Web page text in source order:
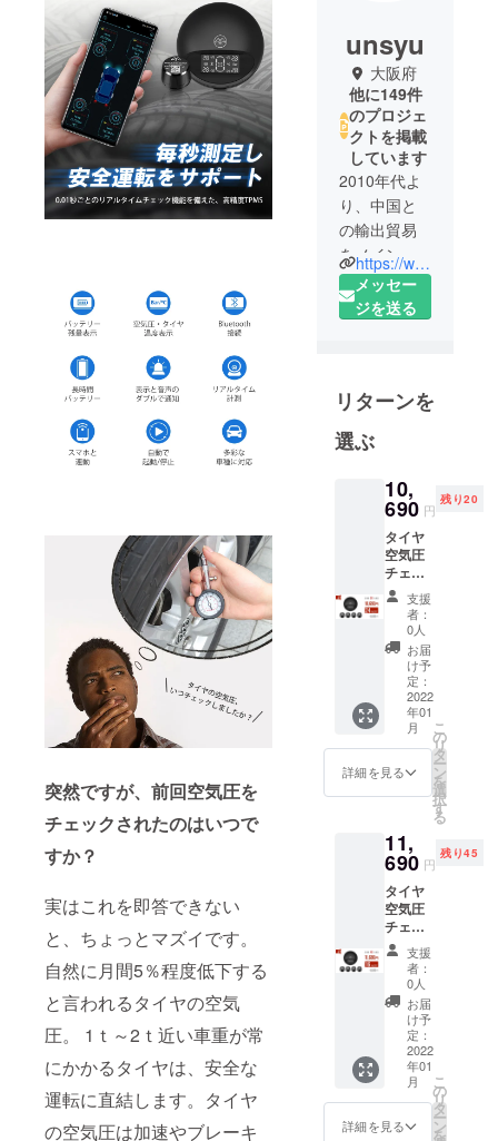
突然ですが、前回空気圧を
チェックされたのはいつで
すか？
実はこれを即答できない
と、ちょっとマズイです。
自然に月間5％程度低下する
と言われるタイヤの空気
圧。 1ｔ～2ｔ近い車重が常
にかかるタイヤは、安全な
運転に直結します。タイヤ
の空気圧は加速やブレーキ
unsyu
大阪府
他に149件
のプロジェ
クトを掲載
しています
2010年代よ
り、中国と
の輸出貿易
をメイン業
務として、
会社を設立
入し、業務
を拡大しま
した。
ラウドファ
ンディング
事業にも参
入し、主に
海外から斬
新なる高品
質電子製品
を日本へ輸
入し、日本
のお客様に
紹介する。
https://www.facebook.com/Unsyu-225446938330839/
メッセー
ジを送る
リターンを
選ぶ
10,
690 円
残り20
タイヤ
空気圧
チェッ
カー
「MLD-
R09」1
セット
のお届
けで
す。
【1セッ
トの内
容】 ・
ディス
プレイ
ｘ1 ・
セン
サーｘ4
・ボタ
ン電池
ｘ4 ・
防犯
ナット
ｘ4 ・
レンチ
ｘ1 ・
スト
ラップ
ｘ1 ・
充電
ケーブ
ルｘ1
・マグ
支援
者：
0人
お届
け予
定：
2022
年01
月
詳細を見る
こ
の
リ
タ
ー
ン
を
選
択
す
る
11,
690 円
残り45
タイヤ
空気圧
チェッ
カー
「MLD-
R09」1
セット
のお届
けで
す。
【1セッ
トの内
容】 ・
ディス
支援
者：
0人
お届
け予
定：
2022
年01
月
詳細を見る
こ
の
リ
タ
ー
ン
を